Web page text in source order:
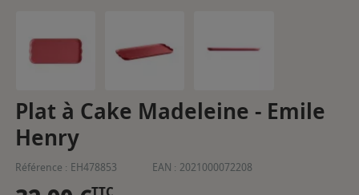
Plat à Cake Madeleine - Emile
Henry
Référence : EH478853 EAN : 2021000072208